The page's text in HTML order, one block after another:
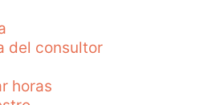
del consultor
horas